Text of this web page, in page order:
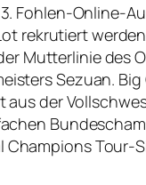
Fohlen-Online-
rekrutiert
Mutterlinie
Sezuan.
aus der